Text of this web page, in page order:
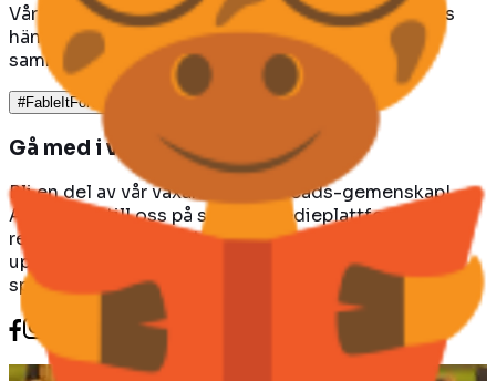
Vår isiXhosa-samling är live. Böckerna är i barnens
händer. Hjälp oss att driva program i skolor och
samhällen i Sydafrika.
#FableItForward
Gå med i vår gemenskap
Bli en del av vår växande FableReads-gemenskap!
Anslut dig till oss på sociala medieplattformar,
registrera dig för vårt nyhetsbrev och håll dig
uppdaterad om de senaste fabeltilläggen,
språköversättningarna och spännande funktionerna.